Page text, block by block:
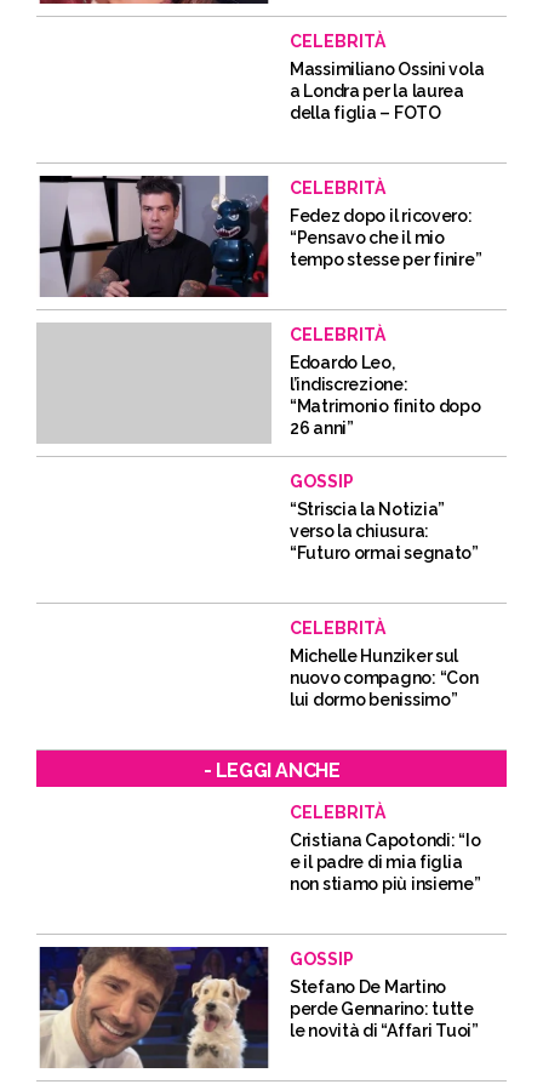
CELEBRITÀ
Massimiliano Ossini vola
a Londra per la laurea
della figlia – FOTO
CELEBRITÀ
Fedez dopo il ricovero:
“Pensavo che il mio
tempo stesse per finire”
CELEBRITÀ
Edoardo Leo,
l’indiscrezione:
“Matrimonio finito dopo
26 anni”
GOSSIP
“Striscia la Notizia”
verso la chiusura:
“Futuro ormai segnato”
CELEBRITÀ
Michelle Hunziker sul
nuovo compagno: “Con
lui dormo benissimo”
- LEGGI ANCHE
CELEBRITÀ
Cristiana Capotondi: “Io
e il padre di mia figlia
non stiamo più insieme”
GOSSIP
Stefano De Martino
perde Gennarino: tutte
le novità di “Affari Tuoi”